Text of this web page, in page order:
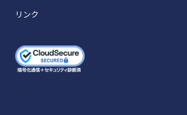
リンク